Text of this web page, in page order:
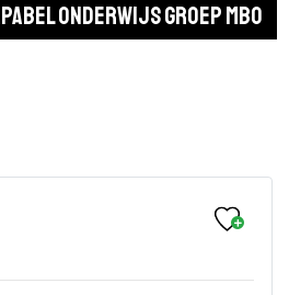
Onderwijs Groep MBO